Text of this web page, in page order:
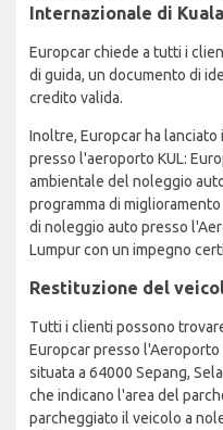
Internazionale di
Europcar chiede a tutti i
di guida, un documento di
credito valida.
Inoltre, Europcar ha lanciato
presso l'aeroporto KUL:
ambientale del noleggio
programma di
di noleggio auto presso
Lumpur con un impegno
Restituzione del
Tutti i clienti possono
Europcar presso
situata a 64000 Sepang,
che indicano l'area del
parcheggiato il veicolo a